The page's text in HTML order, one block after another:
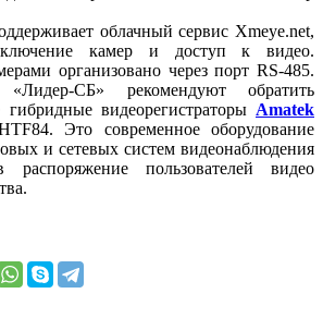
облачный сервис Xmeye.net,
камер и доступ к видео.
организовано через порт RS-485.
СБ» рекомендуют обратить
видеорегистраторы Amatek
Это современное оборудование
и сетевых систем видеонаблюдения
распоряжение пользователей видео